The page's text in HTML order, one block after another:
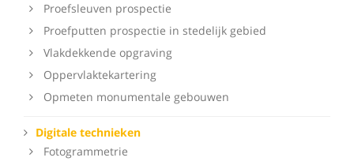
Proefsleuven prospectie
Proefputten prospectie in stedelijk gebied
Vlakdekkende opgraving
Oppervlaktekartering
Opmeten monumentale gebouwen
Digitale technieken
Fotogrammetrie